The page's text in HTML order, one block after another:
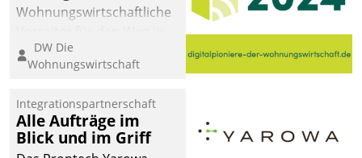
Uhr.
Wohnungswirtschaftliche
eine digitale Zukunft zu
finden, ist das Ziel des
der
Wohnungswirtschaft“.
Bewerben können sich
DW Die
Wohnungswirtschaft
Integrationspartnerschaft
Alle Aufträge im
Blick und im Griff